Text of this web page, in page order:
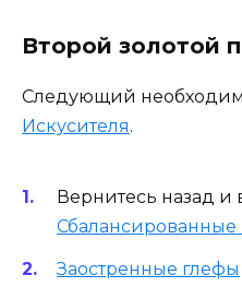
Второй золотой
Следующий
Искусителя.
Вернитесь назад и
Сбалансированные
Заостренные глефы